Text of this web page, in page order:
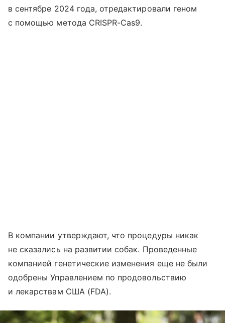
в сентябре 2024 года, отредактировали геном
с помощью метода CRISPR-Cas9.
В компании утверждают, что процедуры никак
не сказались на развитии собак. Проведенные
компанией генетические изменения еще не были
одобрены Управлением по продовольствию
и лекарствам США (FDA).